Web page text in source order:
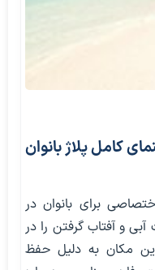
کامل پلاژ بانوان
برای بانوان در
و آفتاب گرفتن را در
مکان به دلیل حفظ